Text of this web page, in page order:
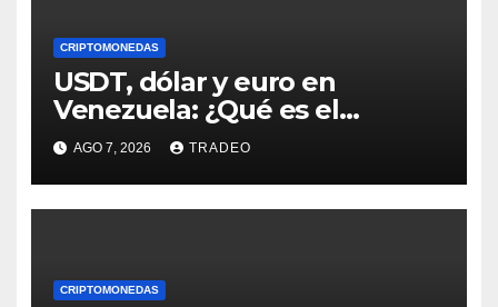
CRIPTOMONEDAS
USDT, dólar y euro en
Venezuela: ¿Qué es el
fenómeno “Rockets and
Feathers”?
AGO 7, 2026 TRADEO
CRIPTOMONEDAS